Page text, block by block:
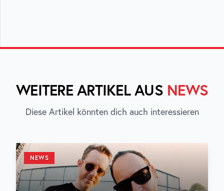
WEITERE ARTIKEL AUS NEWS
Diese Artikel könnten dich auch interessieren
NEWS